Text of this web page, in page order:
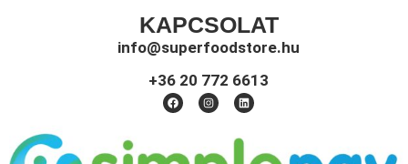
KAPCSOLAT
info@superfoodstore.hu
+36 20 772 6613